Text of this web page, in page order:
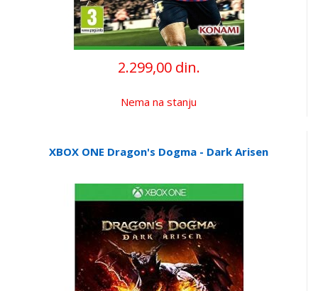
2.299,00 din.
Nema na stanju
XBOX ONE Dragon's Dogma - Dark Arisen